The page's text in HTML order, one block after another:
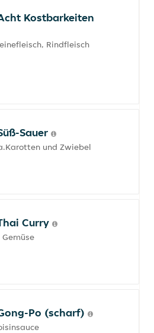
Kostbarkeiten
Rindfleisch
Sauer
und Zwiebel
Curry
Po (scharf)